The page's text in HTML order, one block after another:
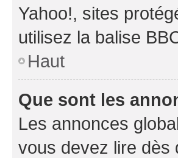
Yahoo!, sites
utilisez la balise
Haut
Que sont les
Les annonces
vous devez lire dès